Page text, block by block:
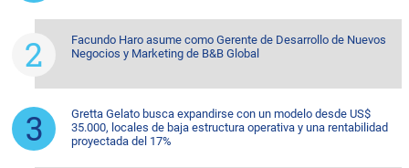
Facundo Haro asume como Gerente de Desarrollo de Nuevos
Negocios y Marketing de B&B Global
Gretta Gelato busca expandirse con un modelo desde US$
35.000, locales de baja estructura operativa y una rentabilidad
proyectada del 17%